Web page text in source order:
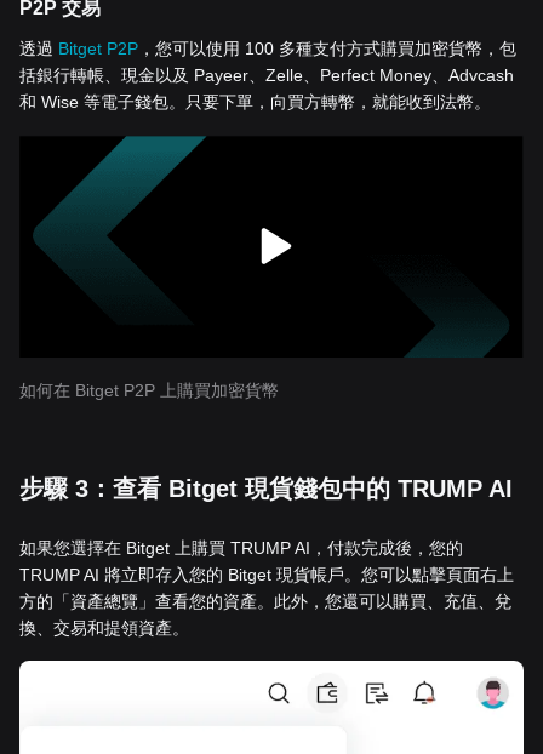
P2P 交易
透過 Bitget P2P ，您可以使用 100 多種支付方式購買加密貨幣，包
括銀行轉帳、現金以及 Payeer、Zelle、Perfect Money、Advcash
和 Wise 等電子錢包。只要下單，向買方轉幣，就能收到法幣。
如何在 Bitget P2P 上購買加密貨幣
步驟 3：查看 Bitget 現貨錢包中的 TRUMP AI
如果您選擇在 Bitget 上購買 TRUMP AI，付款完成後，您的
TRUMP AI 將立即存入您的 Bitget 現貨帳戶。您可以點擊頁面右上
方的「資產總覽」查看您的資產。此外，您還可以購買、充值、兌
換、交易和提領資產。